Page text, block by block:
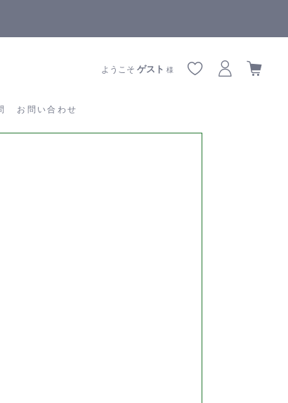
お問い合わせ
ようこそゲスト 様
問